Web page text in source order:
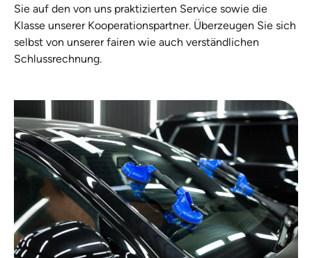
Sie auf den von uns praktizierten Service sowie die
Klasse unserer Kooperationspartner. Überzeugen Sie sich
selbst von unserer fairen wie auch verständlichen
Schlussrechnung.